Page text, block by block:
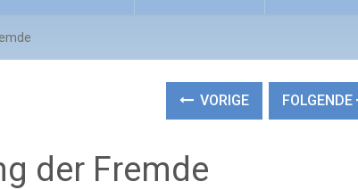
VORIGE FOLGENDE
der Fremde